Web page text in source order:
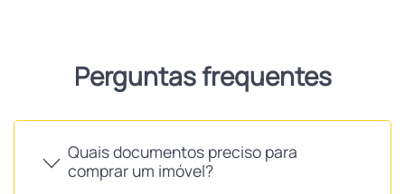
Perguntas frequentes
Quais documentos preciso para
comprar um imóvel?